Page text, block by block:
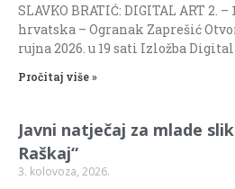
SLAVKO BRATIĆ: DIGITAL ART 2.
hrvatska – Ogranak Zaprešić
rujna 2026. u 19 sati Izložba Digital
Pročitaj više »
Javni natječaj za mlade
Raškaj“
3. kolovoza, 2026.